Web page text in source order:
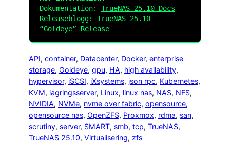
Dokumentation: TrueNAS 25.10 Docs
Releaseblogg: TrueNAS 25.10
“Goldeye” Release
API, container, Datacenter, Docker, enterprise
storage, Goldeye, gpu, HA, high availability
hypervisor, iSCSI, iXsystems, json rpc, Kubernetes
KVM, lagringsserver, Linux, linux nas, NAS, NFS
NVIDIA, NVMe, nvme over fabric, opensource
opensource nas, OpenZFS, Proxmox, rdma, san
scrutiny, server, SMART, smb, tcp, TrueNAS
TrueNAS 25.10, Virtualisering, zfs